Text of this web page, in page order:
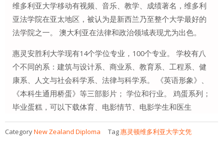
维多利亚大学移动有视频、音乐、教学、成绩著名，维多利
亚法学院在亚太地区，被认为是新西兰乃至整个大学最好的
法学院之一。 澳大利亚在法律和政治领域表现尤为出色。
惠灵安胜利大学现有14个学位专业，100个专业。 学校有八
个不同的系：建筑与设计系、商业系、教育系、工程系、健
康系、人文与社会科学系、法律与科学系。 《英语形象》、
《本科生通用桥蛋》等三部影片； 学位和行业。 鸡蛋系列；
毕业蛋糕，可以下载体育、电影情节、电影学生和医生
CategoryNew Zealand Diploma Tag惠灵顿维多利亚大学文凭